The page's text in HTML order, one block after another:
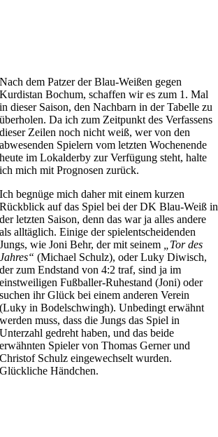
Nach dem Patzer der Blau-Weißen gegen
Kurdistan Bochum, schaffen wir es zum 1. Mal
in dieser Saison, den Nachbarn in der Tabelle zu
überholen. Da ich zum Zeitpunkt des Verfassens
dieser Zeilen noch nicht weiß, wer von den
abwesenden Spielern vom letzten Wochenende
heute im Lokalderby zur Verfügung steht, halte
ich mich mit Prognosen zurück.
Ich begnüge mich daher mit einem kurzen
Rückblick auf das Spiel bei der DK Blau-Weiß in
der letzten Saison, denn das war ja alles andere
als alltäglich. Einige der spielentscheidenden
Jungs, wie Joni Behr, der mit seinem
„Tor des
Jahres“ (Michael Schulz), oder Luky Diwisch,
der zum Endstand von 4:2 traf, sind ja im
einstweiligen Fußballer-Ruhestand (Joni) oder
suchen ihr Glück bei einem anderen Verein
(Luky in Bodelschwingh). Unbedingt erwähnt
werden muss, dass die Jungs das Spiel in
Unterzahl gedreht haben, und das beide
erwähnten Spieler von Thomas Gerner und
Christof Schulz eingewechselt wurden.
Glückliche Händchen.